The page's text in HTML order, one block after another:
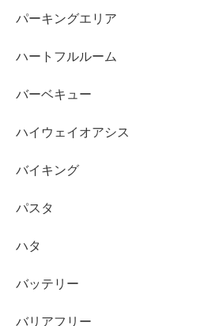
パーキングエリア
ハートフルルーム
バーベキュー
ハイウェイオアシス
バイキング
パスタ
ハタ
バッテリー
バリアフリー